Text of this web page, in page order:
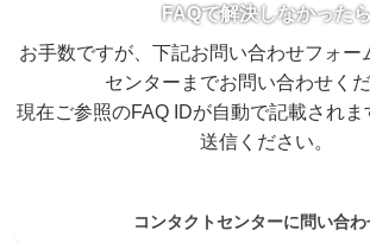
FAQで解決しなかった
お手数ですが、下記お問い合わせフォー
センターまでお問い合わせくだ
現在ご参照のFAQ IDが自動で記載されま
送信ください。
コンタクトセンターに問い合わ